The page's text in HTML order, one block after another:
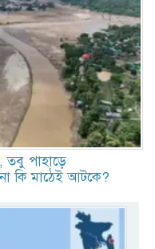
তবু পাহাড়ে
কি মাঠেই আটকে?